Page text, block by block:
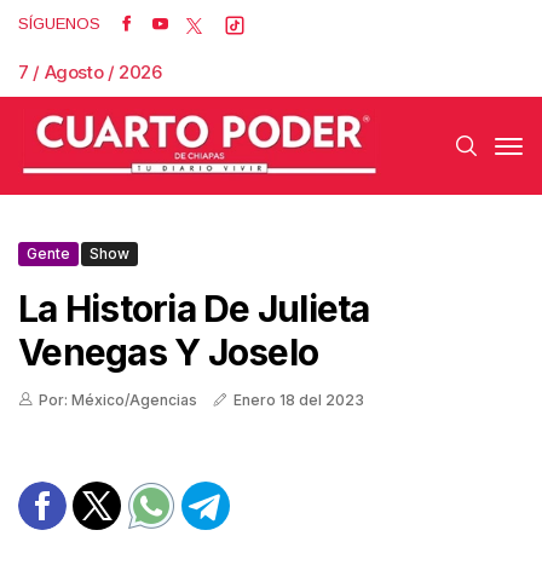
SÍGUENOS
7 / Agosto / 2026
Gente Show
La Historia De Julieta
Venegas Y Joselo
Por: México/Agencias Enero 18 del 2023